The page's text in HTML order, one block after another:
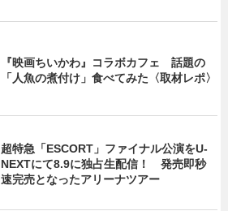
『映画ちいかわ』コラボカフェ 話題の
「人魚の煮付け」食べてみた〈取材レポ〉
超特急「ESCORT」ファイナル公演をU-
NEXTにて8.9に独占生配信！ 発売即秒
速完売となったアリーナツアー